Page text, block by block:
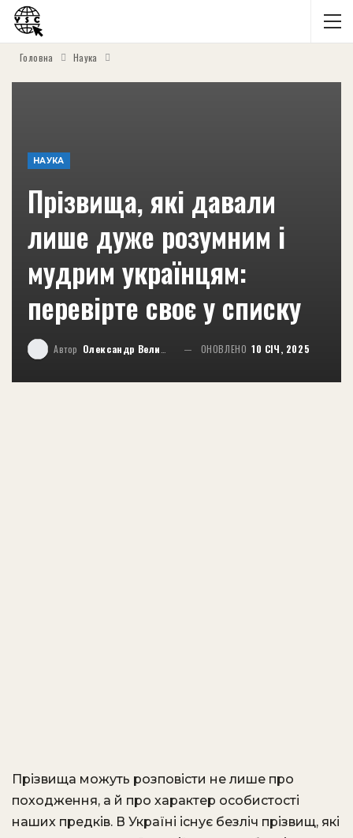
Головна Наука
НАУКА
Прізвища, які давали
лише дуже розумним і
мудрим українцям:
перевірте своє у списку
Автор Олександр Великий ОНОВЛЕНО 10 СІЧ, 2025
Прізвища можуть розповісти не лише про
походження, а й про характер особистості
наших предків. В Україні існує безліч прізвищ, які